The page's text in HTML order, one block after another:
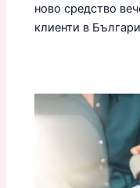
ново средство
клиенти в